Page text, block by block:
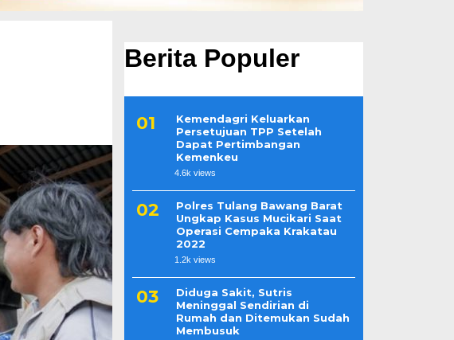
Berita Populer
Kemendagri Keluarkan
Persetujuan TPP Setelah
Dapat Pertimbangan
Kemenkeu
4.6k views
Polres Tulang Bawang Barat
Ungkap Kasus Mucikari Saat
Operasi Cempaka Krakatau
2022
1.2k views
Diduga Sakit, Sutris
Meninggal Sendirian di
Rumah dan Ditemukan Sudah
Membusuk